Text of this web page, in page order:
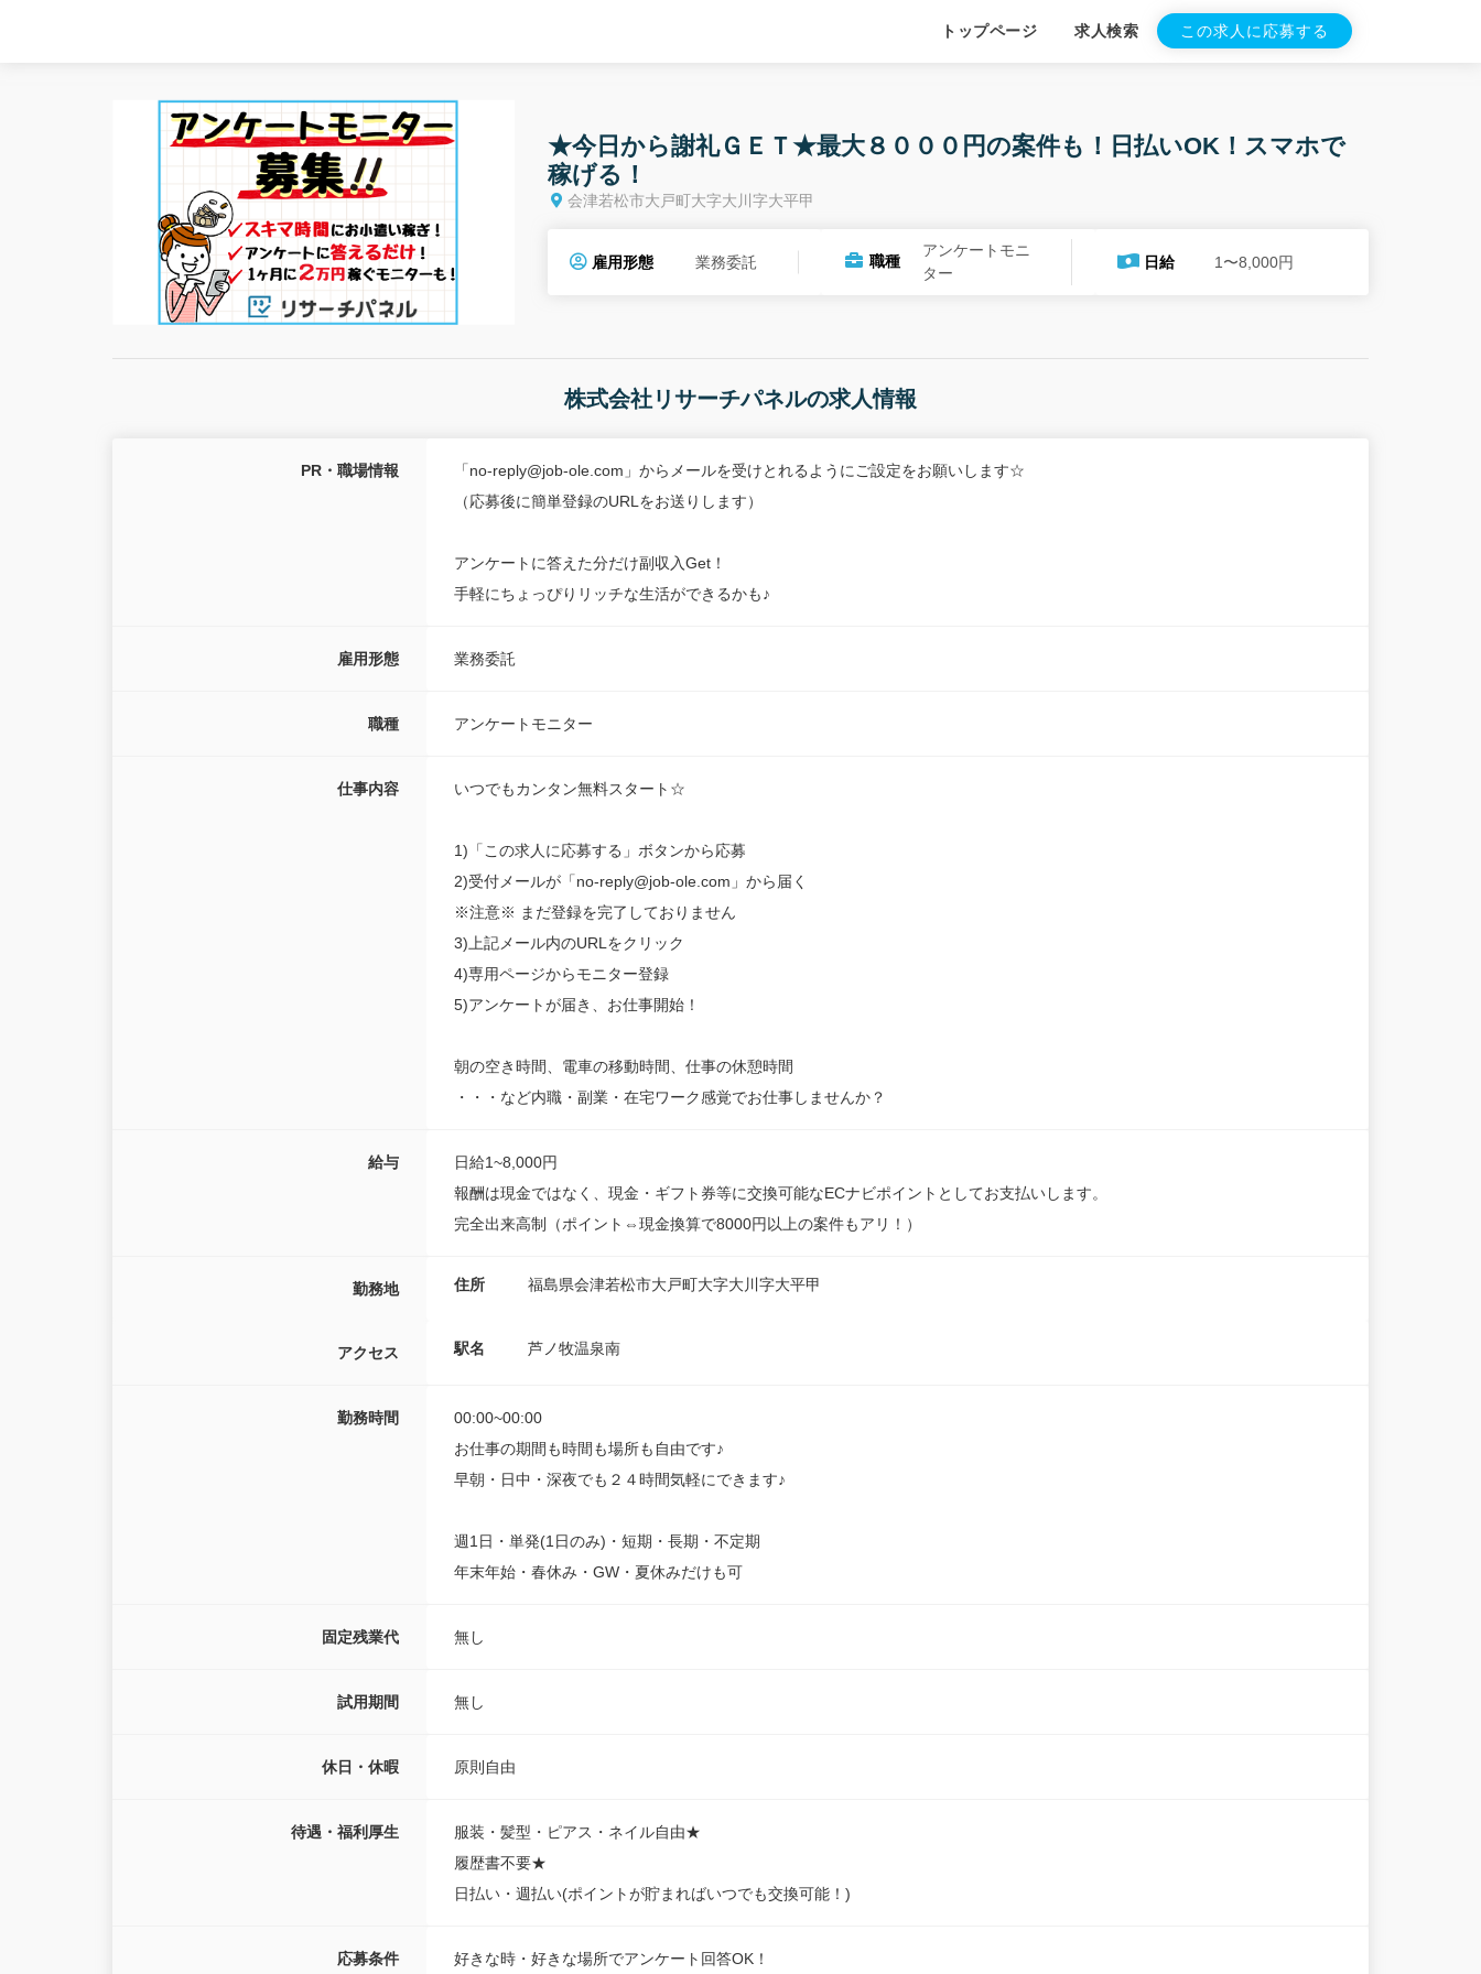
トップページ 求人検索 この求人に応募する
★今日から謝礼ＧＥＴ★最大８０００円の案件も！日払いOK！スマホで
稼げる！
会津若松市大戸町大字大川字大平甲
雇用形態 業務委託 職種
アンケートモニ
ター
日給 1〜8,000円
株式会社リサーチパネルの求人情報
PR・職場情報
「no-reply@job-ole.com」からメールを受けとれるようにご設定をお願いします☆
（応募後に簡単登録のURLをお送りします）
アンケートに答えた分だけ副収入Get！
手軽にちょっぴりリッチな生活ができるかも♪
雇用形態 業務委託
職種 アンケートモニター
仕事内容 いつでもカンタン無料スタート☆
1)「この求人に応募する」ボタンから応募
2)受付メールが「no-reply@job-ole.com」から届く
※注意※ まだ登録を完了しておりません
3)上記メール内のURLをクリック
4)専用ページからモニター登録
5)アンケートが届き、お仕事開始！
朝の空き時間、電車の移動時間、仕事の休憩時間
・・・など内職・副業・在宅ワーク感覚でお仕事しませんか？
給与
日給1~8,000円
報酬は現金ではなく、現金・ギフト券等に交換可能なECナビポイントとしてお支払いします。
完全出来高制（ポイント⇔現金換算で8000円以上の案件もアリ！）
勤務地 住所 福島県会津若松市大戸町大字大川字大平甲
アクセス 駅名 芦ノ牧温泉南
勤務時間
00:00~00:00
お仕事の期間も時間も場所も自由です♪
早朝・日中・深夜でも２４時間気軽にできます♪
週1日・単発(1日のみ)・短期・長期・不定期
年末年始・春休み・GW・夏休みだけも可
固定残業代 無し
試用期間 無し
休日・休暇 原則自由
待遇・福利厚生
服装・髪型・ピアス・ネイル自由★
履歴書不要★
日払い・週払い(ポイントが貯まればいつでも交換可能！)
応募条件
好きな時・好きな場所でアンケート回答OK！